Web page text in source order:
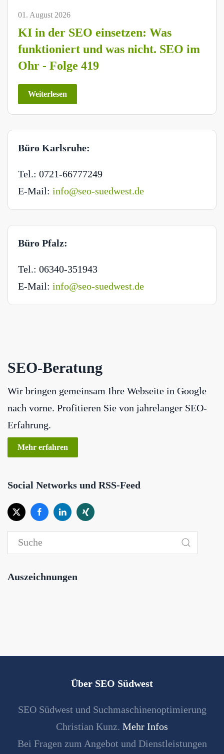
01. August 2026
KI in der SEO einsetzen: Was
funktioniert und was nicht. SEO im
Ohr - Folge 419
Weiterlesen
Büro Karlsruhe:
Tel.: 0721-66777249
E-Mail: info@seo-suedwest.de
Büro Pfalz:
Tel.: 06340-351943
E-Mail: info@seo-suedwest.de
SEO-Beratung
Wir bringen gemeinsam Ihre Webseite in Google
nach vorne. Profitieren Sie von jahrelanger SEO-
Erfahrung.
Mehr erfahren
Social Networks und RSS-Feed
Auszeichnungen
Über SEO Südwest
SEO Südwest und Suchmaschinenoptimierung
Christian Kunz. Mehr Infos
Bei Fragen zum Angebot und Dienstleistungen